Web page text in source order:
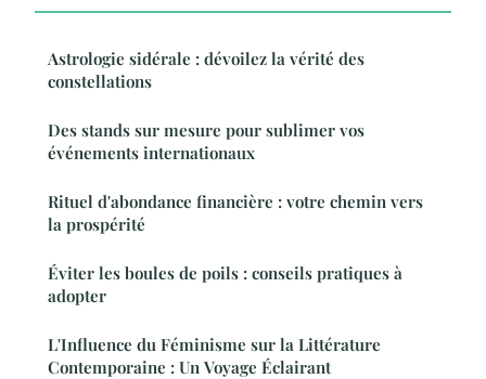
Astrologie sidérale : dévoilez la vérité des
constellations
Des stands sur mesure pour sublimer vos
événements internationaux
Rituel d'abondance financière : votre chemin vers
la prospérité
Éviter les boules de poils : conseils pratiques à
adopter
L'Influence du Féminisme sur la Littérature
Contemporaine : Un Voyage Éclairant